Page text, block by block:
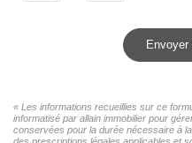
Envoyer
« Les informations recueillies sur ce
informatisé par allain immobilier pour
conservées pour la durée nécessaire à
des prescriptions légales applicables et